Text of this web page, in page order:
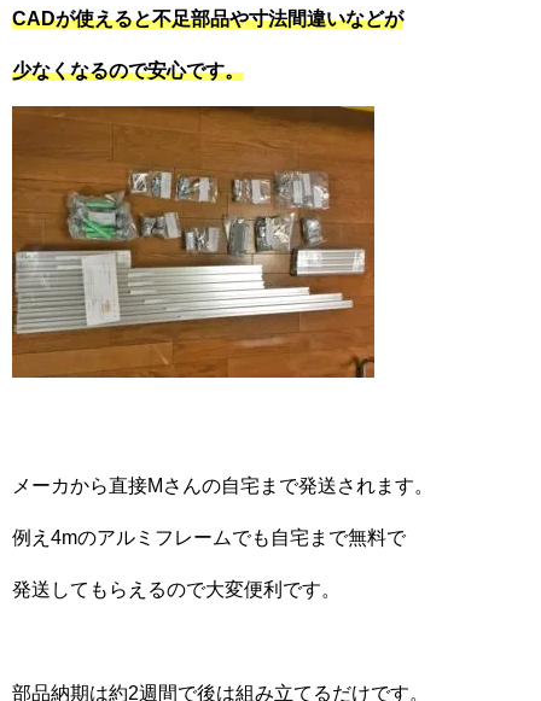
CADが使えると不足部品や寸法間違いなどが
少なくなるので安心です。
メーカから直接Mさんの自宅まで発送されます。
例え4mのアルミフレームでも自宅まで無料で
発送してもらえるので大変便利です。
部品納期は約2週間で後は組み立てるだけです。